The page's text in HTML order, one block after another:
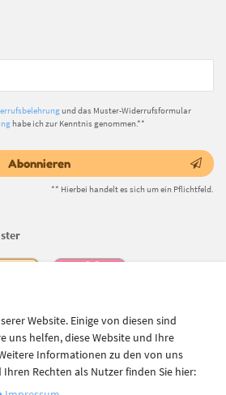
und das Muster-Widerrufsformular
habe ich zur Kenntnis genommen.**
Abonnieren
** Hierbei handelt es sich um ein Pflichtfeld.
Website. Einige von diesen sind
uns helfen, diese Website und Ihre
Informationen zu den von uns
Rechten als Nutzer finden Sie hier: